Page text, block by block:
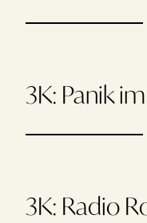
3K: Panik
3K: Radio